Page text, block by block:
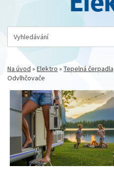
Na úvod »Elektro » Tepelná
Odvlhčovače